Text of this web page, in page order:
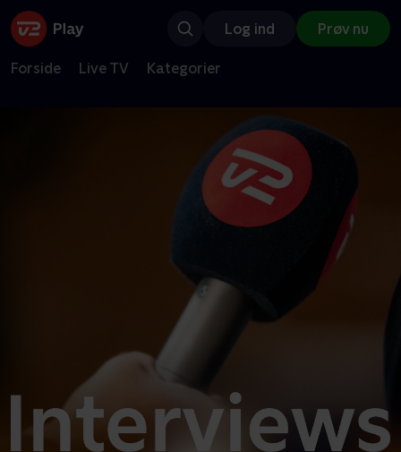
Log ind Prøv nu
Forside Live TV Kategorier